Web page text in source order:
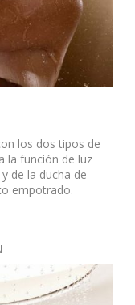
los dos tipos de
la función de luz
de la ducha de
empotrado.